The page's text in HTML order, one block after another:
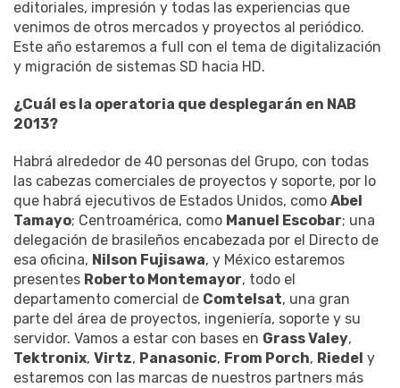
editoriales, impresión y todas las experiencias que
venimos de otros mercados y proyectos al periódico.
Este año estaremos a full con el tema de digitalización
y migración de sistemas SD hacia HD.
¿Cuál es la operatoria que desplegarán en NAB
2013?
Habrá alrededor de 40 personas del Grupo, con todas
las cabezas comerciales de proyectos y soporte, por lo
que habrá ejecutivos de Estados Unidos, como Abel
Tamayo; Centroamérica, como Manuel Escobar; una
delegación de brasileños encabezada por el Directo de
esa oficina, Nilson Fujisawa, y México estaremos
presentes Roberto Montemayor, todo el
departamento comercial de Comtelsat, una gran
parte del área de proyectos, ingeniería, soporte y su
servidor. Vamos a estar con bases en Grass Valey,
Tektronix, Virtz, Panasonic, From Porch, Riedel y
estaremos con las marcas de nuestros partners más